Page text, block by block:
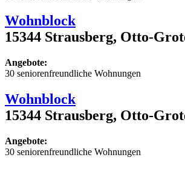
Wohnblock
15344 Strausberg, Otto-
Angebote:
30 seniorenfreundliche Wohnungen
Wohnblock
15344 Strausberg, Otto-
Angebote:
30 seniorenfreundliche Wohnungen